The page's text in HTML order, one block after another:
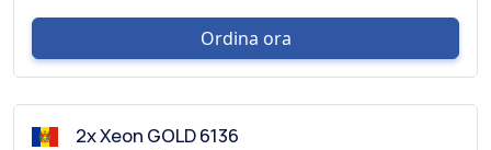
Ordina ora
2x Xeon GOLD 6136